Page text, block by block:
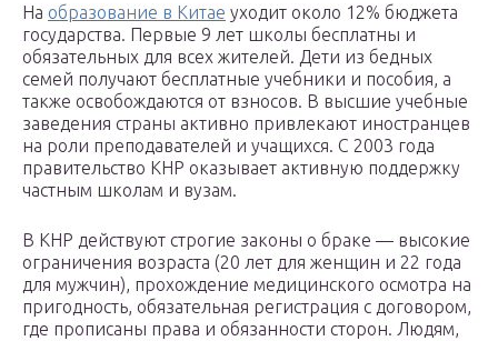
На образование в Китае уходит около 12% бюджета
государства. Первые 9 лет школы бесплатны и
обязательных для всех жителей. Дети из бедных
семей получают бесплатные учебники и пособия, а
также освобождаются от взносов. В высшие учебные
заведения страны активно привлекают иностранцев
на роли преподавателей и учащихся. С 2003 года
правительство КНР оказывает активную поддержку
частным школам и вузам.
В КНР действуют строгие законы о браке — высокие
ограничения возраста (20 лет для женщин и 22 года
для мужчин), прохождение медицинского осмотра на
пригодность, обязательная регистрация с договором,
где прописаны права и обязанности сторон. Людям,